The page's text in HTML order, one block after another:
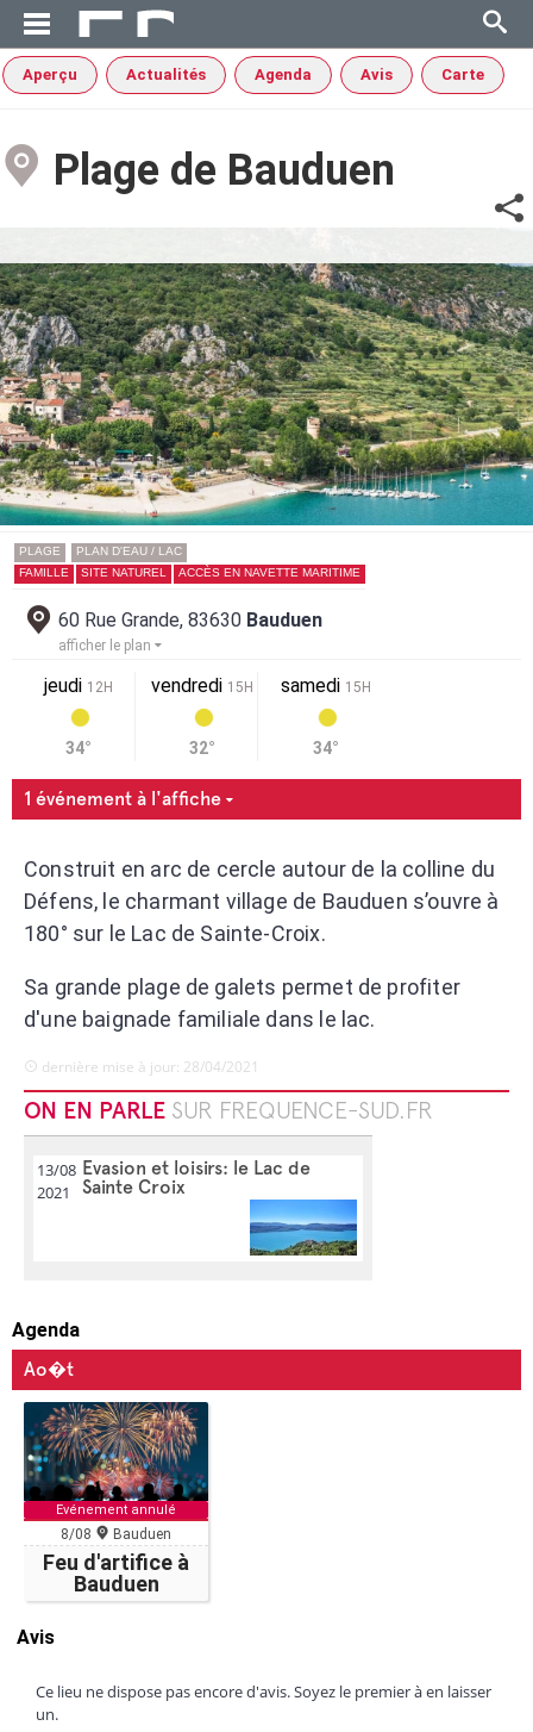
Aperçu Actualités Agenda Avis Carte
Plage de Bauduen
PLAGE
PLAN D'EAU / LAC
FAMILLE
SITE NATUREL ACCÈS EN NAVETTE MARITIME
60 Rue Grande, 83630 Bauduen
afficher le plan
jeudi 12H
34°
vendredi 15H
32°
samedi 15H
34°
1 événement à l'affiche
Construit en arc de cercle autour de la colline du
Défens, le charmant village de Bauduen s’ouvre à
180° sur le Lac de Sainte-Croix.
Sa grande plage de galets permet de profiter
d'une baignade familiale dans le lac.
dernière mise à jour: 28/04/2021
ON EN PARLE SUR FREQUENCE-SUD.FR
13/08
2021
Evasion et loisirs: le Lac de
Sainte Croix
Agenda
Ao�t
Evénement annulé
8/08 Bauduen
Feu d'artifice à
Bauduen
Avis
Ce lieu ne dispose pas encore d'avis. Soyez le premier à en laisser
un.